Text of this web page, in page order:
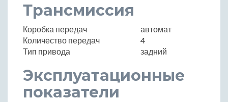
Трансмиссия
Коробка передач
автомат
Количество передач
4
Тип привода
задний
Эксплуатационные
показатели